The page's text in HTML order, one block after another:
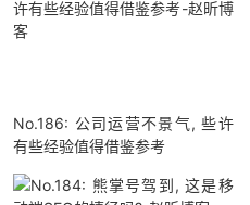
No.186: 公司运营不景气, 些许
有些经验值得借鉴参考